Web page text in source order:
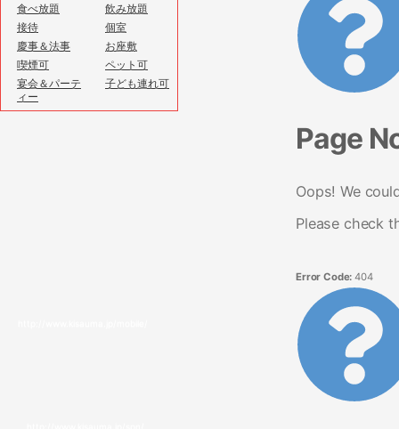
食べ放題
飲み放題
接待
個室
慶事＆法事
お座敷
喫煙可
ペット可
宴会＆パーテ
ィー
子ども連れ可
Page
Oops! We
Please check
Error Code: 404